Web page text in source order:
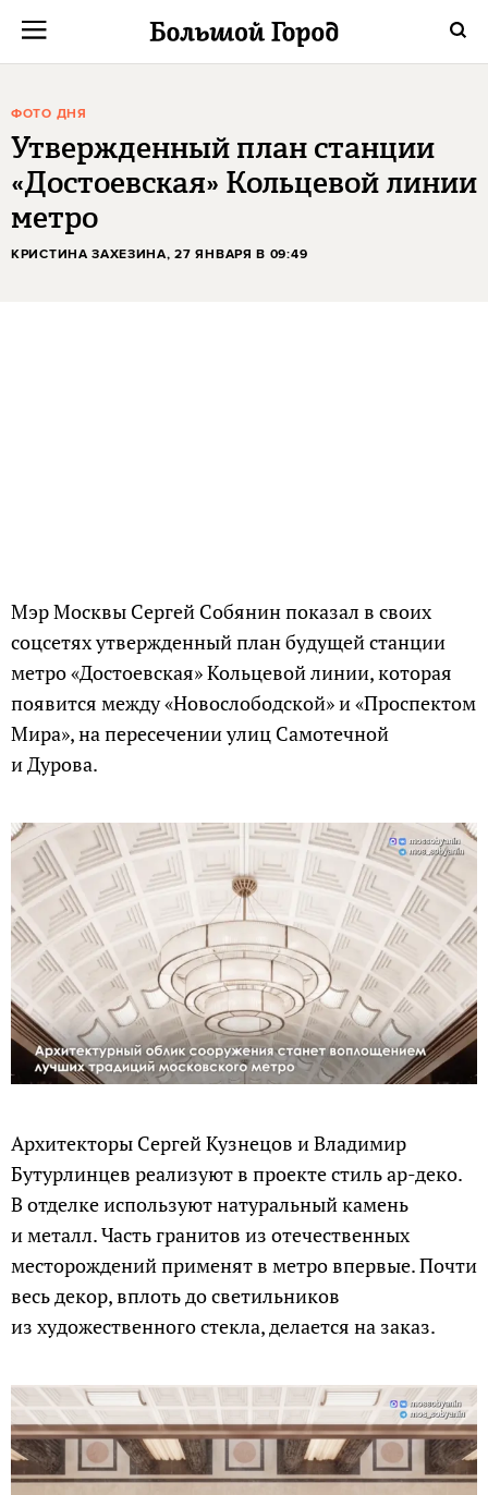
ФОТО ДНЯ
Утвержденный план станции
«Достоевская» Кольцевой линии
метро
КРИСТИНА ЗАХЕЗИНА, 27 ЯНВАРЯ В 09:49
Мэр Москвы Сергей Собянин показал в своих
соцсетях утвержденный план будущей станции
метро «Достоевская» Кольцевой линии, которая
появится между «Новослободской» и «Проспектом
Мира», на пересечении улиц Самотечной
и Дурова.
Архитекторы Сергей Кузнецов и Владимир
Бутурлинцев реализуют в проекте стиль ар-деко.
В отделке используют натуральный камень
и металл. Часть гранитов из отечественных
месторождений применят в метро впервые. Почти
весь декор, вплоть до светильников
из художественного стекла, делается на заказ.